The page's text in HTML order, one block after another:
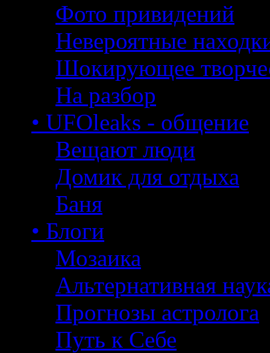
Фото привидений
Невероятные
Шокирующее
На разбор
• UFOleaks - общение
Вещают люди
Домик для отдыха
Баня
• Блоги
Мозаика
Альтернативная
Прогнозы астролога
Путь к Себе